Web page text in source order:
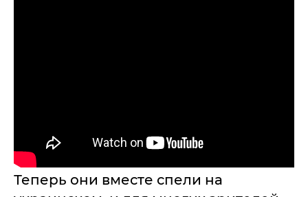
Теперь они вместе спели на